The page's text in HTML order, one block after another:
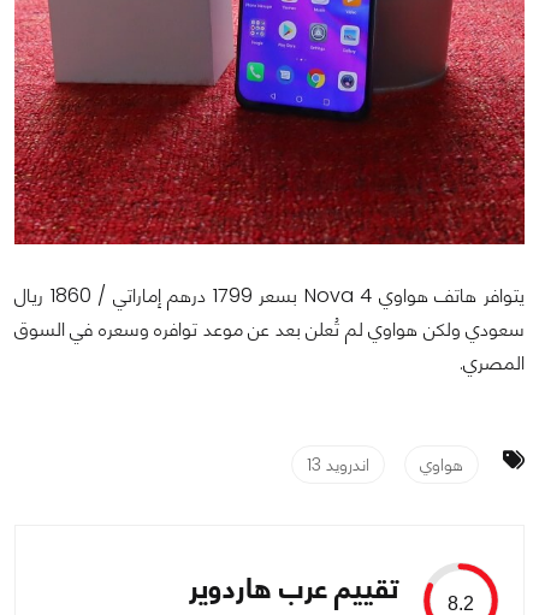
يتوافر هاتف هواوي Nova 4 بسعر 1799 درهم إماراتي / 1860 ريال
سعودي ولكن هواوي لم تُعلن بعد عن موعد توافره وسعره في السوق
المصري.
هواوي اندرويد 13
8.2 تقييم عرب هاردوير